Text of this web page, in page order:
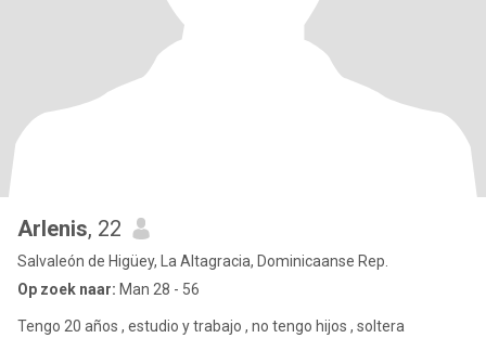
Arlenis, 22
Salvaleón de Higüey, La Altagracia, Dominicaanse Rep.
Op zoek naar: Man 28 - 56
Tengo 20 años , estudio y trabajo , no tengo hijos , soltera